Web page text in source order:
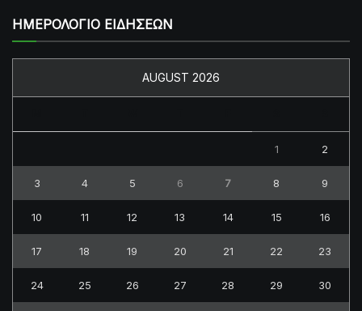
ΗΜΕΡΟΛΟΓΙΟ ΕΙΔΗΣΕΩΝ
AUGUST 2026
1 2
3 4 5 6 7 8 9
10 11 12 13 14 15 16
17 18 19 20 21 22 23
24 25 26 27 28 29 30